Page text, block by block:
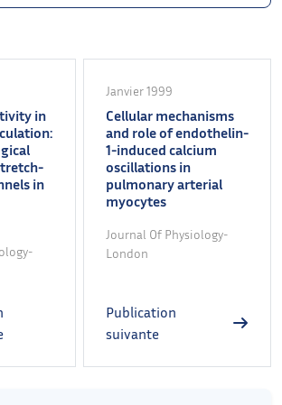
in
in
Janvier 1999
Cellular mechanisms
and role of endothelin-
1-induced calcium
oscillations in
pulmonary arterial
myocytes
Journal Of Physiology-
London
Publication
suivante